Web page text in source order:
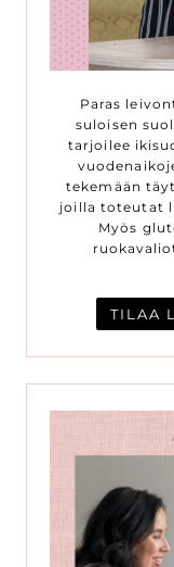
Paras
suloisen
tarjoilee
tekemään
joilla toteutat
Myös
TILAA